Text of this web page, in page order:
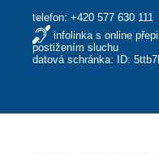
telefon:+420 577 630 111
infolinka s online
postižením sluchu
datová schránka: ID: